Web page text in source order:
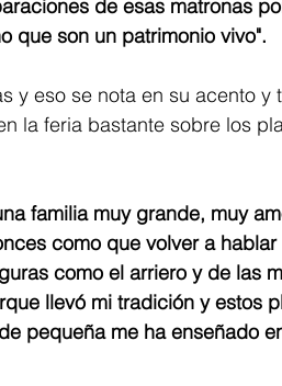
de esas matronas
que son un patrimonio vivo".
y eso se nota en su acento y
la feria bastante sobre los
familia muy grande, muy
como que volver a
como el arriero y de las
llevó mi tradición y estos
pequeña me ha enseñado